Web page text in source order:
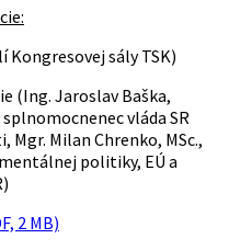
Kongresovej sály TSK)
(Ing. Jaroslav Baška,
vláda SR
Milan Chrenko, MSc.,
politiky, EÚ a
2 MB)